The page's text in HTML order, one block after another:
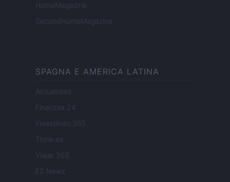
HomeMagazine
SecondHomeMagazine
SPAGNA E AMERICA LATINA
Actualidad
Finanzas 24
Investindo 365
Think.es
Viajar 365
ES Newz